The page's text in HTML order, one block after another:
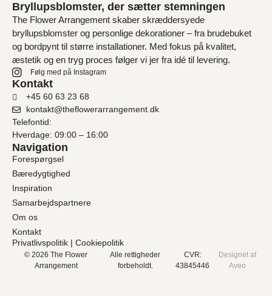
Bryllupsblomster, der sætter stemningen
The Flower Arrangement skaber skræddersyede
bryllupsblomster og personlige dekorationer – fra brudebuket
og bordpynt til større installationer. Med fokus på kvalitet,
æstetik og en tryg proces følger vi jer fra idé til levering.
Følg med på Instagram
Kontakt
+45 60 63 23 68
kontakt@theflowerarrangement.dk
Telefontid:
Hverdage: 09:00 – 16:00
Navigation
Forespørgsel
Bæredygtighed
Inspiration
Samarbejdspartnere
Om os
Kontakt
Privatlivspolitik | Cookiepolitik
© 2026 The Flower
Arrangement
Alle rettigheder
forbeholdt.
CVR:
43845446
Designet af
Aveo